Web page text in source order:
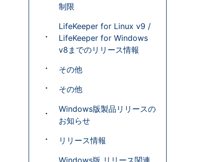
制限
LifeKeeper for Linux v9 /
LifeKeeper for Windows
v8までのリリース情報
その他
その他
Windows版製品リリースの
お知らせ
リリース情報
Windows版 リリース関連